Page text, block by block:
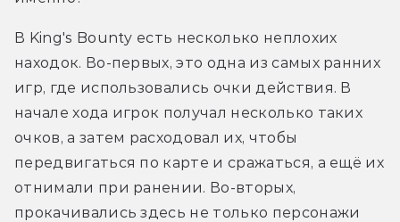
В King's Bounty есть несколько неплохих
находок. Во-первых, это одна из самых ранних
игр, где использовались очки действия. В
начале хода игрок получал несколько таких
очков, а затем расходовал их, чтобы
передвигаться по карте и сражаться, а ещё их
отнимали при ранении. Во-вторых,
прокачивались здесь не только персонажи